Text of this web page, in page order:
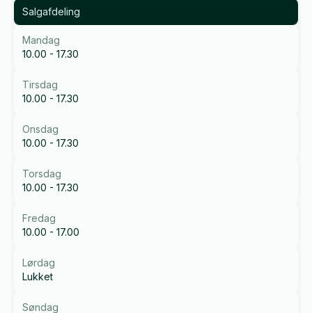
Salgafdeling
Mandag
10.00 - 17.30
Tirsdag
10.00 - 17.30
Onsdag
10.00 - 17.30
Torsdag
10.00 - 17.30
Fredag
10.00 - 17.00
Lørdag
Lukket
Søndag